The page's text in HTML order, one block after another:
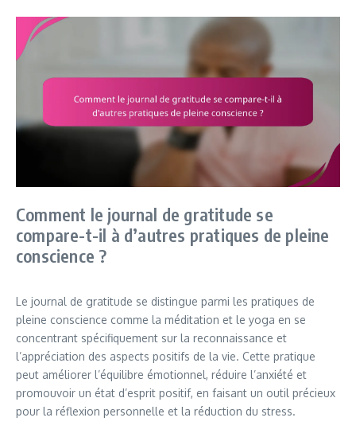
Comment le journal de gratitude se
compare-t-il à d’autres pratiques de pleine
conscience ?
Le journal de gratitude se distingue parmi les pratiques de
pleine conscience comme la méditation et le yoga en se
concentrant spécifiquement sur la reconnaissance et
l’appréciation des aspects positifs de la vie. Cette pratique
peut améliorer l’équilibre émotionnel, réduire l’anxiété et
promouvoir un état d’esprit positif, en faisant un outil précieux
pour la réflexion personnelle et la réduction du stress.